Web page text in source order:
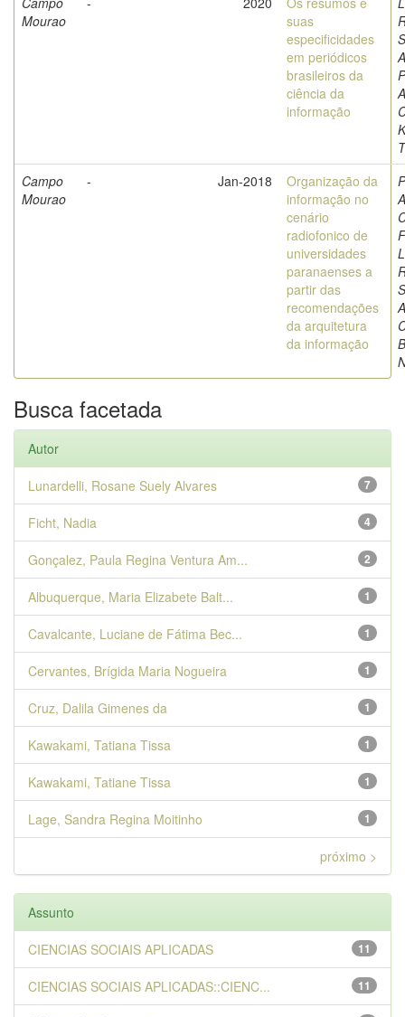
Mourao
suas
especificidades
em periódicos
brasileiros da
ciência da
informação
Campo
Mourao
- Jan-2018
Organização da
informação no
cenário
radiofonico de
universidades
paranaenses a
partir das
recomendações
da arquitetura
da informação
Busca facetada
Autor
7
Lunardelli, Rosane Suely Alvares
4
Ficht, Nadia
2
Gonçalez, Paula Regina Ventura Am...
1
Albuquerque, Maria Elizabete Balt...
1
Cavalcante, Luciane de Fátima Bec...
1
Cervantes, Brígida Maria Nogueira
1
Cruz, Dalila Gimenes da
1
Kawakami, Tatiana Tissa
1
Kawakami, Tatiane Tissa
1
Lage, Sandra Regina Moitinho
próximo >
Assunto
11
CIENCIAS SOCIAIS APLICADAS
11
CIENCIAS SOCIAIS APLICADAS::CIENC...